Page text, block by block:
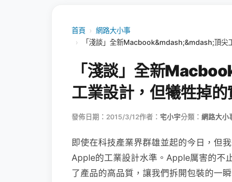
首頁 › 網路大小事
›
「淺談」全新Macbook&mdash;&mdash;頂尖
「淺談」全新
工業設計，但犧牲掉
發佈日期：2015/3/12作者： 宅小宇分類： 網路大小
即使在科技產業界群雄並起的今日，但
Apple的工業設計水準。Apple厲害的不
了產品的高品質，讓我們拆開包裝的一